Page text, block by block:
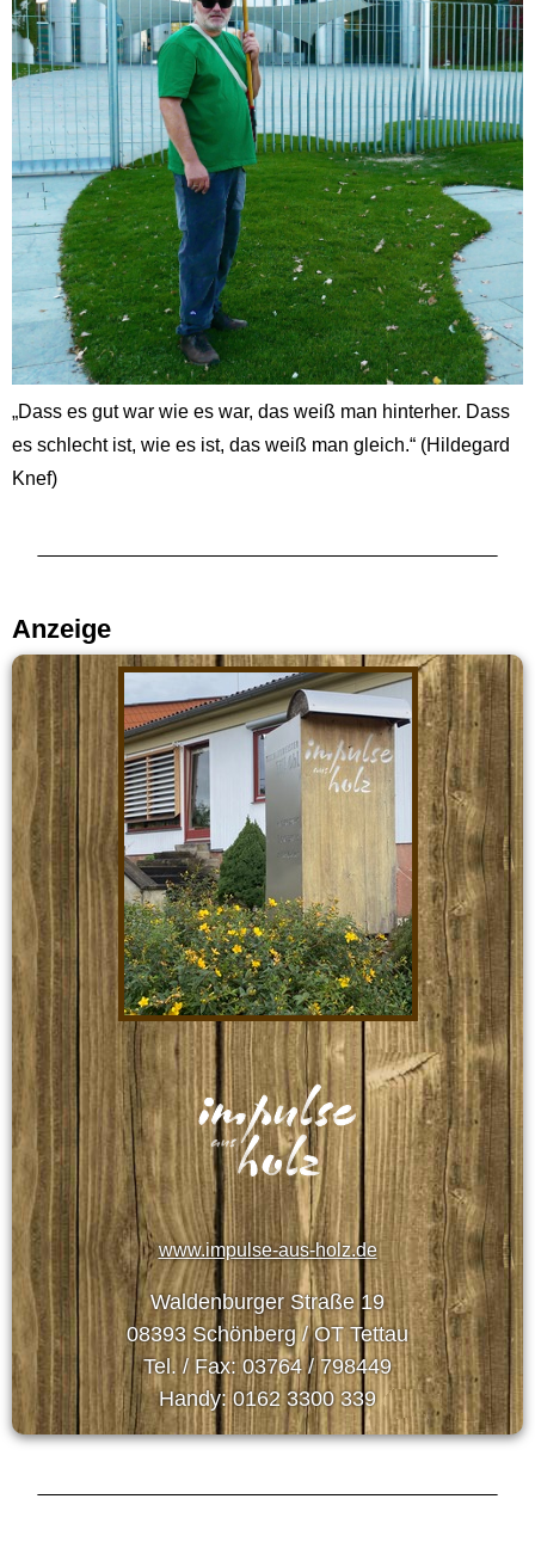
„Dass es gut war wie es war, das weiß man hinterher. Dass
es schlecht ist, wie es ist, das weiß man gleich.“ (Hildegard
Knef)
Anzeige
www.impulse-aus-holz.de
Waldenburger Straße 19
08393 Schönberg / OT Tettau
Tel. / Fax: 03764 / 798449
Handy: 0162 3300 339